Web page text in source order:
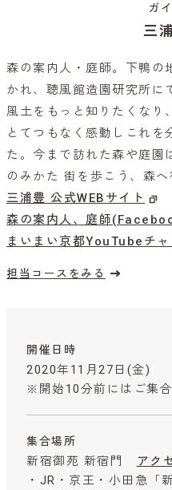
ガ
三
森の案内人・庭師。下鴨の
かれ、聴風館造園研究所に
風土をもっと知りたくなり
とてつもなく感動しこれを
た。今まで訪れた森や庭園
のみかた 街を歩こう、森へ
三浦豊 公式WEBサイト
森の案内人、庭師
まいまい京都YouTubeチ
担当コースをみる
開催日時
2020年11月27日(金)
※開始10分前にはご集合
集合場所
新宿御苑 新宿門
アク
・JR・京王・小田急「